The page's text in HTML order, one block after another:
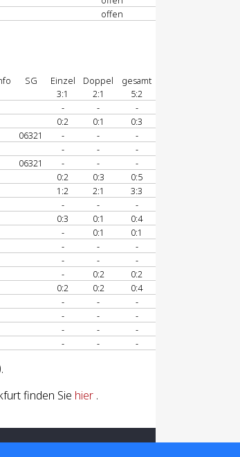
offen
SG Einzel Doppel
gesamt
3:1 2:1
5:2
- -
-
0:2 0:1
0:3
06321 - -
-
- -
-
06321 - -
-
0:2 0:3
0:5
1:2 2:1
3:3
- -
-
0:3 0:1
0:4
- 0:1
0:1
- -
-
- -
-
- 0:2
0:2
0:2 0:2
0:4
- -
-
- -
-
- -
-
- - -
finden Sie hier .